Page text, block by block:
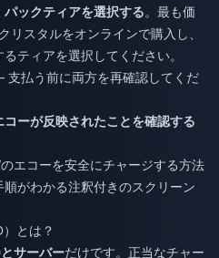
ックティアを選択する。最も価
リスタルをオンラインで購入 し、
ティアを選択してください。
支払う前に両方を再確認してくだ
ーが反映されたことを確認する
エコーを安全にチャージする方法
がわかる注釈付きのスクリーン
とは？
サーバーだけです。正当なチャー